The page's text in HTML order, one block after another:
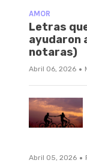
AMOR
Letras
ayudaron
notaras)
Abril 06, 2026 ·
Abril 05, 2026 ·